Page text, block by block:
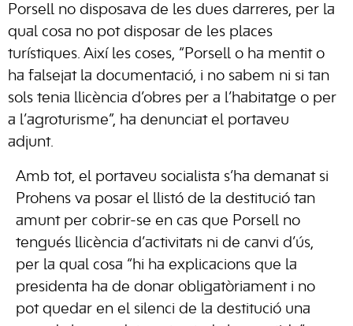
Porsell no disposava de les dues darreres, per la
qual cosa no pot disposar de les places
turístiques. Així les coses, “Porsell o ha mentit o
ha falsejat la documentació, i no sabem ni si tan
sols tenia llicència d’obres per a l’habitatge o per
a l’agroturisme”, ha denunciat el portaveu
adjunt.
Amb tot, el portaveu socialista s’ha demanat si
Prohens va posar el llistó de la destitució tan
amunt per cobrir-se en cas que Porsell no
tengués llicència d’activitats ni de canvi d’ús,
per la qual cosa “hi ha explicacions que la
presidenta ha de donar obligatòriament i no
pot quedar en el silenci de la destitució una